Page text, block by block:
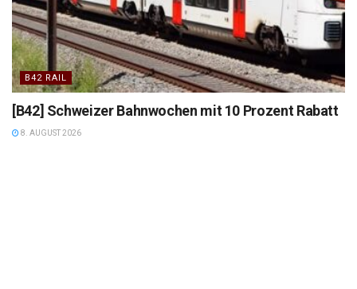
B42 RAIL
[B42] Schweizer Bahnwochen mit 10 Prozent Rabatt
8. AUGUST 2026